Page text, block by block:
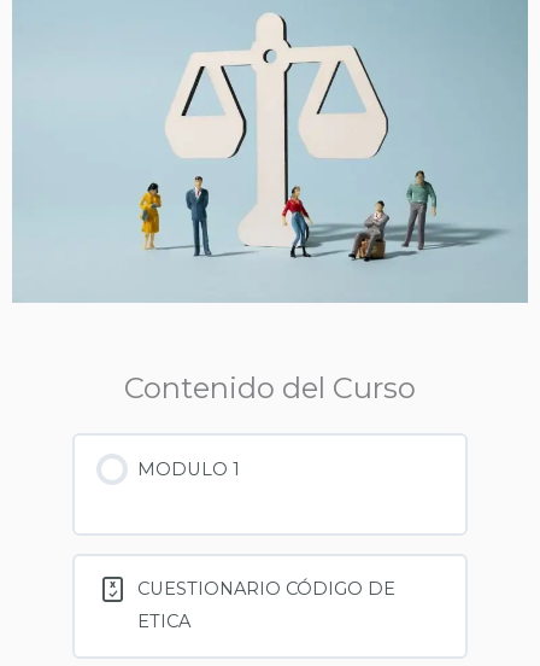
Contenido del Curso
MODULO 1
CUESTIONARIO CÓDIGO DE
ETICA